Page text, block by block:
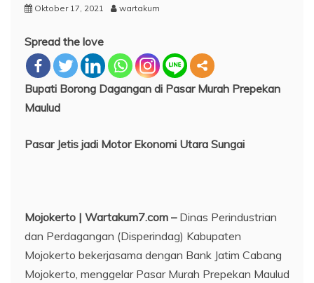
Oktober 17, 2021 wartakum
Spread the love
Bupati Borong Dagangan di Pasar Murah Prepekan
Maulud
Pasar Jetis jadi Motor Ekonomi Utara Sungai
Mojokerto | Wartakum7.com –Dinas Perindustrian
dan Perdagangan (Disperindag) Kabupaten
Mojokerto bekerjasama dengan Bank Jatim Cabang
Mojokerto, menggelar Pasar Murah Prepekan Maulud